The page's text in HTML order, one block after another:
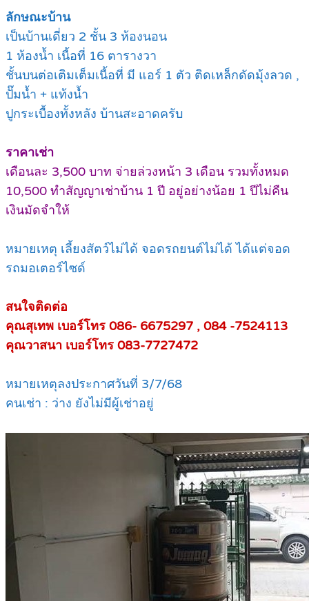
ลักษณะบ้าน
เป็นบ้านเดี่ยว 2 ชั้น 3 ห้องนอน
1 ห้องน้ำ เนื้อที่ 16 ตารางวา
ชั้นบนต่อเติมเต็มเนื้อที่ มี แอร์ 1 ตัว ติดเหล็กดัดมุ้งลวด ,
ปั๊มน้ำ + แท้งน้ำ
ปูกระเบื้องทั้งหลัง บ้านสะอาดครับ
ราคาเช่า
เดือนละ 3,500 บาท จ่ายล่วงหน้า 3 เดือน รวมทั้งหมด
10,500 ทำสัญญาเช่าบ้าน 1 ปี อยู่อย่างน้อย 1 ปีไม่คืน
เงินมัดจำให้
หมายเหตุ เลี้ยงสัตว์ไม่ได้ จอดรถยนต์ไม่ได้ ได้แต่จอด
รถมอเตอร์ไซด์
สนใจติดต่อ
คุณสุเทพ เบอร์โทร 086- 6675297 , 084 -7524113
คุณวาสนา เบอร์โทร 083-7727472
หมายเหตุลงประกาศวันที่ 3/7/68
คนเช่า : ว่าง ยังไม่มีผู้เช่าอยู่